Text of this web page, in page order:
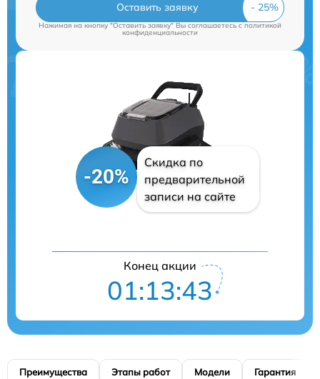
Оставить заявку
Нажимая на кнопку "Оставить заявку" Вы соглашаетесь c политикой
конфиденциальности
-20%
Скидка по
предварительной
записи на сайте
Конец акции
01:13:42
Преимущества Этапы работ Модели Гарантия